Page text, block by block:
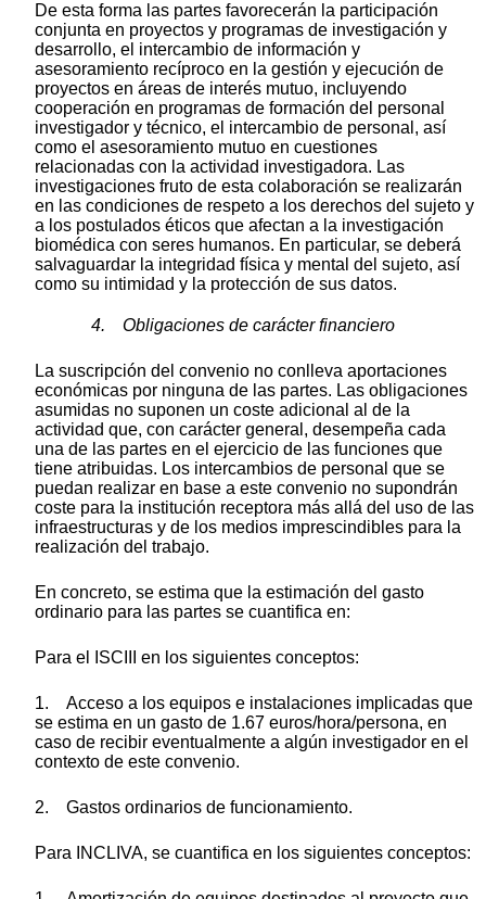
De esta forma las partes favorecerán la participación
conjunta en proyectos y programas de investigación y
desarrollo, el intercambio de información y
asesoramiento recíproco en la gestión y ejecución de
proyectos en áreas de interés mutuo, incluyendo
cooperación en programas de formación del personal
investigador y técnico, el intercambio de personal, así
como el asesoramiento mutuo en cuestiones
relacionadas con la actividad investigadora. Las
investigaciones fruto de esta colaboración se realizarán
en las condiciones de respeto a los derechos del sujeto y
a los postulados éticos que afectan a la investigación
biomédica con seres humanos. En particular, se deberá
salvaguardar la integridad física y mental del sujeto, así
como su intimidad y la protección de sus datos.
4. Obligaciones de carácter financiero
La suscripción del convenio no conlleva aportaciones
económicas por ninguna de las partes. Las obligaciones
asumidas no suponen un coste adicional al de la
actividad que, con carácter general, desempeña cada
una de las partes en el ejercicio de las funciones que
tiene atribuidas. Los intercambios de personal que se
puedan realizar en base a este convenio no supondrán
coste para la institución receptora más allá del uso de las
infraestructuras y de los medios imprescindibles para la
realización del trabajo.
En concreto, se estima que la estimación del gasto
ordinario para las partes se cuantifica en:
Para el ISCIII en los siguientes conceptos:
1. Acceso a los equipos e instalaciones implicadas que
se estima en un gasto de 1.67 euros/hora/persona, en
caso de recibir eventualmente a algún investigador en el
contexto de este convenio.
2. Gastos ordinarios de funcionamiento.
Para INCLIVA, se cuantifica en los siguientes conceptos: